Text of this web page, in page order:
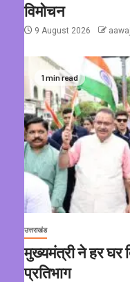
विमोचन
9 August 2026
1 min read
उत्तराखंड
मुख्यमंत्री ने हर घर
प्रतिभाग